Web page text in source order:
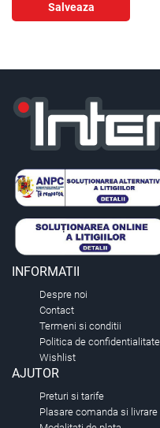
Salveaza
INFORMATII
Despre noi
Contact
Termeni si conditii
Politica de confidentialitate
Wishlist
AJUTOR
Preturi si tarife
Plasare comanda si livrare